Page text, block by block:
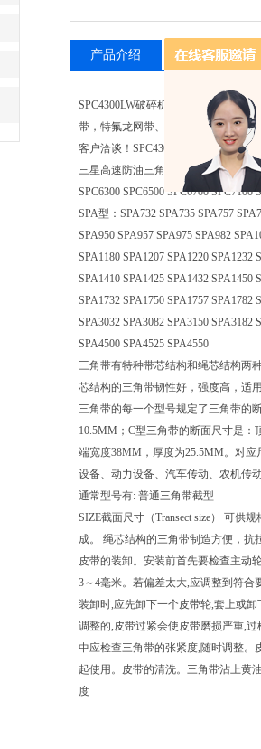
产品介绍 相关产品
SPC4300LW破碎机皮带
带，特氟龙网带、PVC输送带，特氟
客户洽谈！SPC4300LW破碎机皮带
三星高速防油三角带SPC型：SPC2000
SPC6300 SPC6500 SPC6700 SPC7100
SPA型：SPA732 SPA735 SPA757
SPA950 SPA957 SPA975 SPA982
SPA1180 SPA1207 SPA1220 SPA1232
SPA1410 SPA1425 SPA1432 SPA1450
SPA1732 SPA1750 SPA1757 SPA1782
SPA3032 SPA3082 SPA3150 SPA3182
SPA4500 SPA4525 SPA4550
三角带有特种带芯结构和绳芯结构两
芯结构的三角带韧性好，强度高，适
三角带的每一个型号规定了三角带的
10.5MM；C型三角带的断面尺寸是
端宽度38MM，厚度为25.5MM。对应
设备、动力设备、汽车传动、农机传
通常型号有: 普通三角带截型
SIZE截面尺寸（Transect size） 可供
成。 绳芯结构的三角带制造方便，抗
皮带的装卸。安装前首先要检查主动
3～4毫米。若偏差太大,应调整到符
装卸时,应先卸下一个皮带轮,套上或
调整的,皮带过紧会使皮带磨损严重,
中应检查三角带的张紧度,随时调整。
起使用。皮带的清洗。三角带沾上黄
度